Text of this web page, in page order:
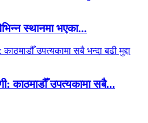
स्थानमा भएका...
काठमाडौँ उपत्यकामा सबै...